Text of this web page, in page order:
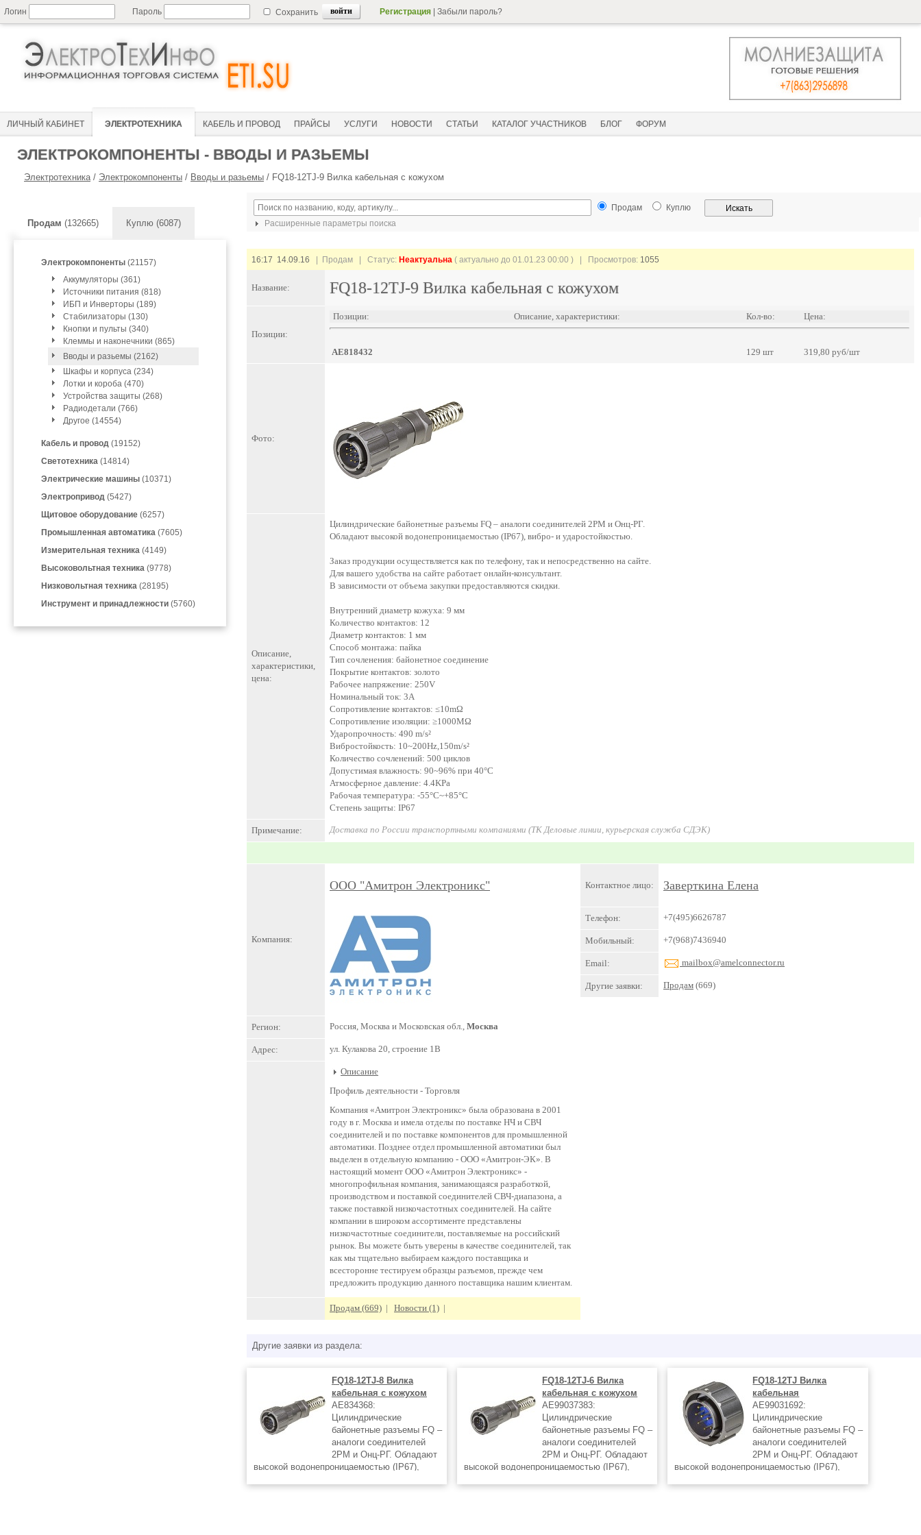
Логин Пароль Сохранить Регистрация Забыли пароль?
ЛИЧНЫЙ КАБИНЕТ ЭЛЕКТРОТЕХНИКА КАБЕЛЬ И ПРОВОД ПРАЙСЫ УСЛУГИ НОВОСТИ СТАТЬИ КАТАЛОГ УЧАСТНИКОВ БЛОГ ФОРУМ
ЭЛЕКТРОКОМПОНЕНТЫ - ВВОДЫ И РАЗЬЕМЫ
Электротехника/ Электрокомпоненты / Вводы и разьемы / FQ18-12TJ-9 Вилка кабельная с кожухом
Продам (132665) Куплю (6087)
Электрокомпоненты (21157)
Аккумуляторы (361)
Источники питания (818)
ИБП и Инверторы (189)
Стабилизаторы (130)
Кнопки и пульты (340)
Клеммы и наконечники (865)
Вводы и разьемы (2162)
Шкафы и корпуса (234)
Лотки и короба (470)
Устройства защиты (268)
Радиодетали (766)
Другое (14554)
Кабель и провод (19152)
Светотехника (14814)
Электрические машины (10371)
Электропривод (5427)
Щитовое оборудование (6257)
Промышленная автоматика (7605)
Измерительная техника (4149)
Высоковольтная техника (9778)
Низковольтная техника (28195)
Инструмент и принадлежности (5760)
Продам
Куплю
Расширенные параметры поиска
16:17 14.09.16 | Продам | Статус: Неактуальна ( актуально до 01.01.23 00:00 ) | Просмотров: 1055
Название: FQ18-12TJ-9 Вилка кабельная с кожухом
Позиции:
Позиции: Описание, характеристики: Кол-во: Цена:
AE818432 129 шт 319,80 руб/шт
Фото:
Описание,
характеристики,
цена:
Цилиндрические байонетные разъемы FQ – аналоги соединителей 2РМ и Онц-РГ.
Обладают высокой водонепроницаемостью (IP67), вибро- и ударостойкостью.
Заказ продукции осуществляется как по телефону, так и непосредственно на сайте.
Для вашего удобства на сайте работает онлайн-консультант.
В зависимости от объема закупки предоставляются скидки.
Внутренний диаметр кожуха: 9 мм
Количество контактов: 12
Диаметр контактов: 1 мм
Способ монтажа: пайка
Тип сочленения: байонетное соединение
Покрытие контактов: золото
Рабочее напряжение: 250V
Номинальный ток: 3A
Сопротивление контактов: ≤10mΩ
Сопротивление изоляции: ≥1000MΩ
Ударопрочность: 490 m/s²
Вибростойкость: 10~200Hz,150m/s²
Количество сочленений: 500 циклов
Допустимая влажность: 90~96% при 40°C
Атмосферное давление: 4.4KPa
Рабочая температура: -55°C~+85°C
Степень защиты: IP67
Примечание: Доставка по России транспортными компаниями (ТК Деловые линии, курьерская служба СДЭК)
Компания:
ООО "Амитрон Электроникс"
Регион: Россия, Москва и Московская обл., Москва
Адрес: ул. Кулакова 20, строение 1В
Описание
Профиль деятельности - Торговля
Компания «Амитрон Электроникс» была образована в 2001
году в г. Москва и имела отделы по поставке НЧ и СВЧ
соединителей и по поставке компонентов для промышленной
автоматики. Позднее отдел промышленной автоматики был
выделен в отдельную компанию - ООО «Амитрон-ЭК». В
настоящий момент ООО «Амитрон Электроникс» -
многопрофильная компания, занимающаяся разработкой,
производством и поставкой соединителей СВЧ-диапазона, а
также поставкой низкочастотных соединителей. На сайте
компании в широком ассортименте представлены
низкочастотные соединители, поставляемые на российский
рынок. Вы можете быть уверены в качестве соединителей, так
как мы тщательно выбираем каждого поставщика и
всесторонне тестируем образцы разъемов, прежде чем
предложить продукцию данного поставщика нашим клиентам.
Продам (669) | Новости (1) |
Контактное лицо: Заверткина Елена
Телефон: +7(495)6626787
Мобильный: +7(968)7436940
Email: mailbox@amelconnector.ru
Другие заявки: Продам (669)
Другие заявки из раздела:
FQ18-12TJ-8 Вилка
кабельная с кожухом
AE834368:
Цилиндрические
байонетные разъемы FQ –
аналоги соединителей
2РМ и Онц-РГ. Обладают
высокой водонепроницаемостью (IP67),
FQ18-12TJ-6 Вилка
кабельная с кожухом
AE99037383:
Цилиндрические
байонетные разъемы FQ –
аналоги соединителей
2РМ и Онц-РГ. Обладают
высокой водонепроницаемостью (IP67),
FQ18-12TJ Вилка
кабельная
AE99031692:
Цилиндрические
байонетные разъемы FQ –
аналоги соединителей
2РМ и Онц-РГ. Обладают
высокой водонепроницаемостью (IP67),